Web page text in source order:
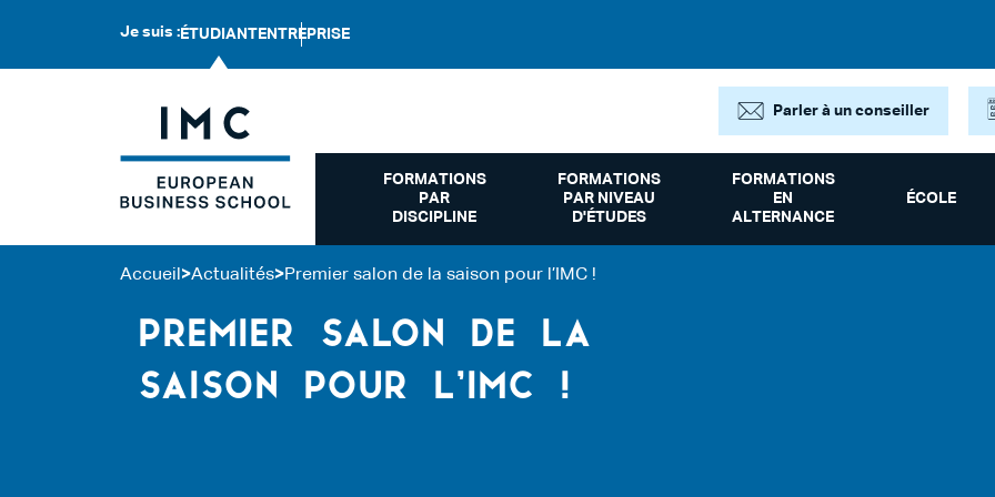
Je suis : ÉTUDIANT ENTREPRISE
Parler à un conseiller
FORMATIONS
PAR
DISCIPLINE
FORMATIONS
PAR NIVEAU
D'ÉTUDES
FORMATIONS
EN
ALTERNANCE
ÉCOLE
Accueil >Actualités>Premier salon de la saison pour l’IMC !
PREMIER SALON DE LA
SAISON POUR L’IMC !